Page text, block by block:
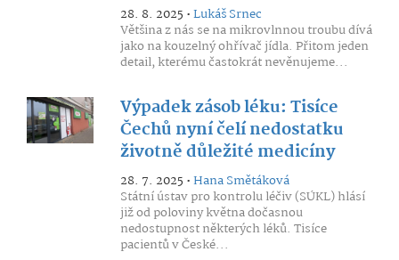
28. 8. 2025 •Lukáš Srnec
Většina z nás se na mikrovlnnou troubu dívá
jako na kouzelný ohřívač jídla. Přitom jeden
detail, kterému častokrát nevěnujeme...
Výpadek zásob léku: Tisíce
Čechů nyní čelí nedostatku
životně důležité medicíny
28. 7. 2025 •Hana Smětáková
Státní ústav pro kontrolu léčiv (SÚKL) hlásí
již od poloviny května dočasnou
nedostupnost některých léků. Tisíce
pacientů v České...